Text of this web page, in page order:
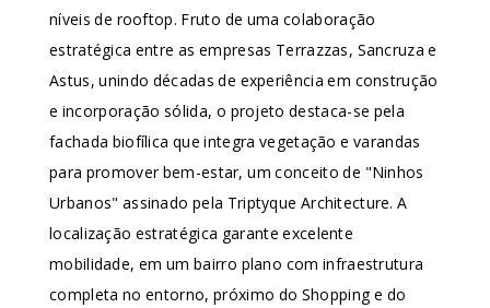
níveis de rooftop. Fruto de uma colaboração
estratégica entre as empresas Terrazzas, Sancruza e
Astus, unindo décadas de experiência em construção
e incorporação sólida, o projeto destaca-se pela
fachada biofílica que integra vegetação e varandas
para promover bem-estar, um conceito de "Ninhos
Urbanos" assinado pela Triptyque Architecture. A
localização estratégica garante excelente
mobilidade, em um bairro plano com infraestrutura
completa no entorno, próximo do Shopping e do